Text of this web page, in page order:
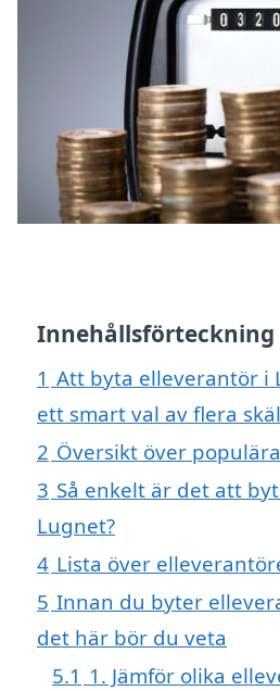
Innehållsförteckning
1 Att byta elleverantör i
ett smart val av flera skäl
2 Översikt över
3 Så enkelt är det att
Lugnet?
4 Lista över
5 Innan du byter
det här bör du veta
5.1 1. Jämför olika